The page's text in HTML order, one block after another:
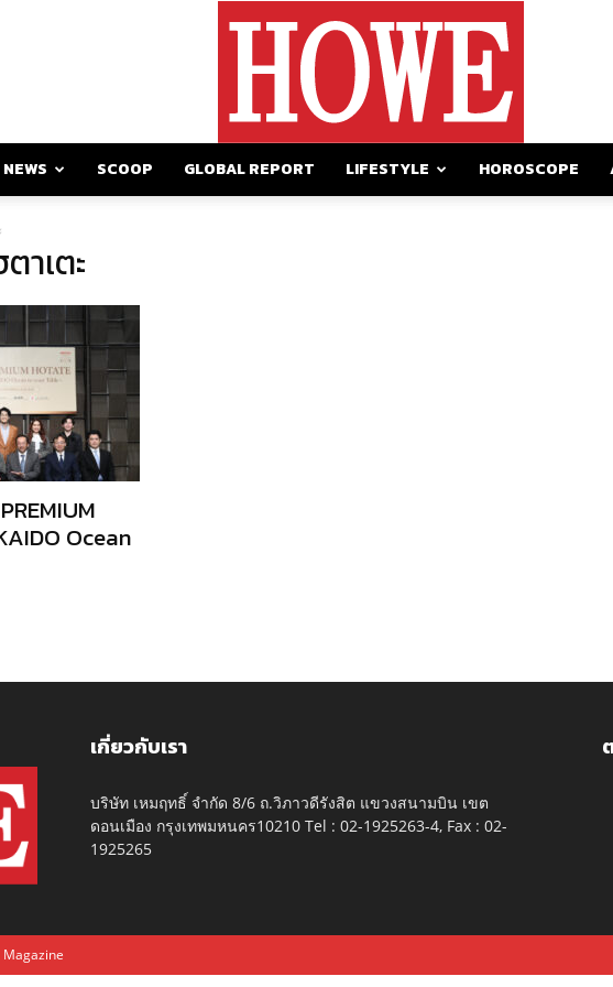
NEWS SCOOP GLOBAL REPORT LIFESTYLE HOROSCOPE
าเตะ
Ocean
เกี่ยวกับเรา
บริษัท เหมฤทธิ์ จำกัด 8/6 ถ.วิภาวดีรังสิต แขวงสนามบิน เขต
ดอนเมือง กรุงเทพมหนคร10210 Tel : 02-1925263-4, Fax : 02-
1925265
Magazine